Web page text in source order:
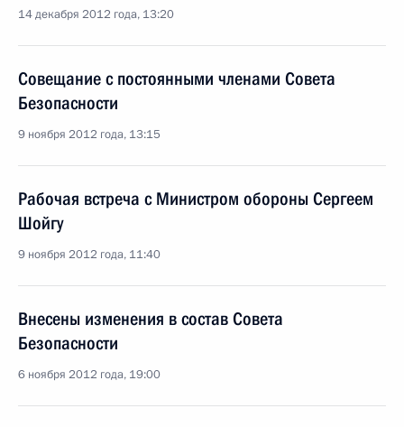
14 декабря 2012 года, 13:20
Совещание с постоянными членами Совета
Безопасности
9 ноября 2012 года, 13:15
Рабочая встреча с Министром обороны Сергеем
Шойгу
9 ноября 2012 года, 11:40
Внесены изменения в состав Совета
Безопасности
6 ноября 2012 года, 19:00